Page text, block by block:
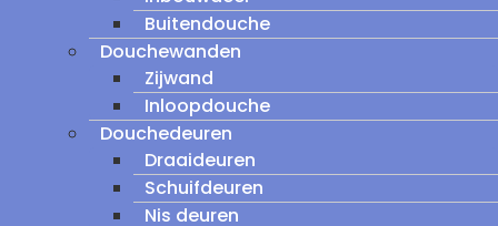
Buitendouche
Douchewanden
Zijwand
Inloopdouche
Douchedeuren
Draaideuren
Schuifdeuren
Nis deuren